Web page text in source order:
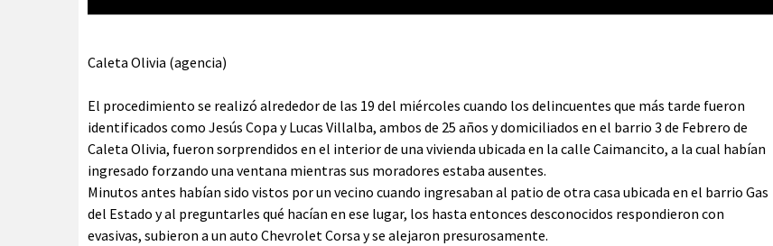
Caleta Olivia (agencia)
El procedimiento se realizó alrededor de las 19 del miércoles cuando los delincuentes que más tarde fueron
identificados como Jesús Copa y Lucas Villalba, ambos de 25 años y domiciliados en el barrio 3 de Febrero de
Caleta Olivia, fueron sorprendidos en el interior de una vivienda ubicada en la calle Caimancito, a la cual habían
ingresado forzando una ventana mientras sus moradores estaba ausentes.
Minutos antes habían sido vistos por un vecino cuando ingresaban al patio de otra casa ubicada en el barrio Gas
del Estado y al preguntarles qué hacían en ese lugar, los hasta entonces desconocidos respondieron con
evasivas, subieron a un auto Chevrolet Corsa y se alejaron presurosamente.